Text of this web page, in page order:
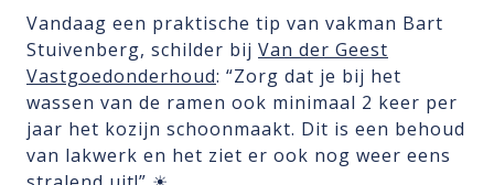
Vandaag een praktische tip van vakman Bart
Stuivenberg, schilder bij Van der Geest
Vastgoedonderhoud: “Zorg dat je bij het
wassen van de ramen ook minimaal 2 keer per
jaar het kozijn schoonmaakt. Dit is een behoud
van lakwerk en het ziet er ook nog weer eens